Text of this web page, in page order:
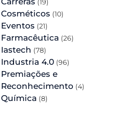
(19)
Cosméticos (10)
Eventos (21)
Farmacêutica (26)
Iastech (78)
Industria 4.0(96)
Premiações e
Reconhecimento (4)
Química (8)